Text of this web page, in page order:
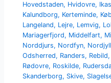
Hovedstaden, Hvidovre,
Kalundborg, Kerteminde,
Langeland, Lejre, Lemvig,
Mariagerfjord, Middelfart,
Norddjurs, Nordfyn,
Odsherred, Randers, Rebild,
Rødovre, Roskilde,
Skanderborg, Skive,